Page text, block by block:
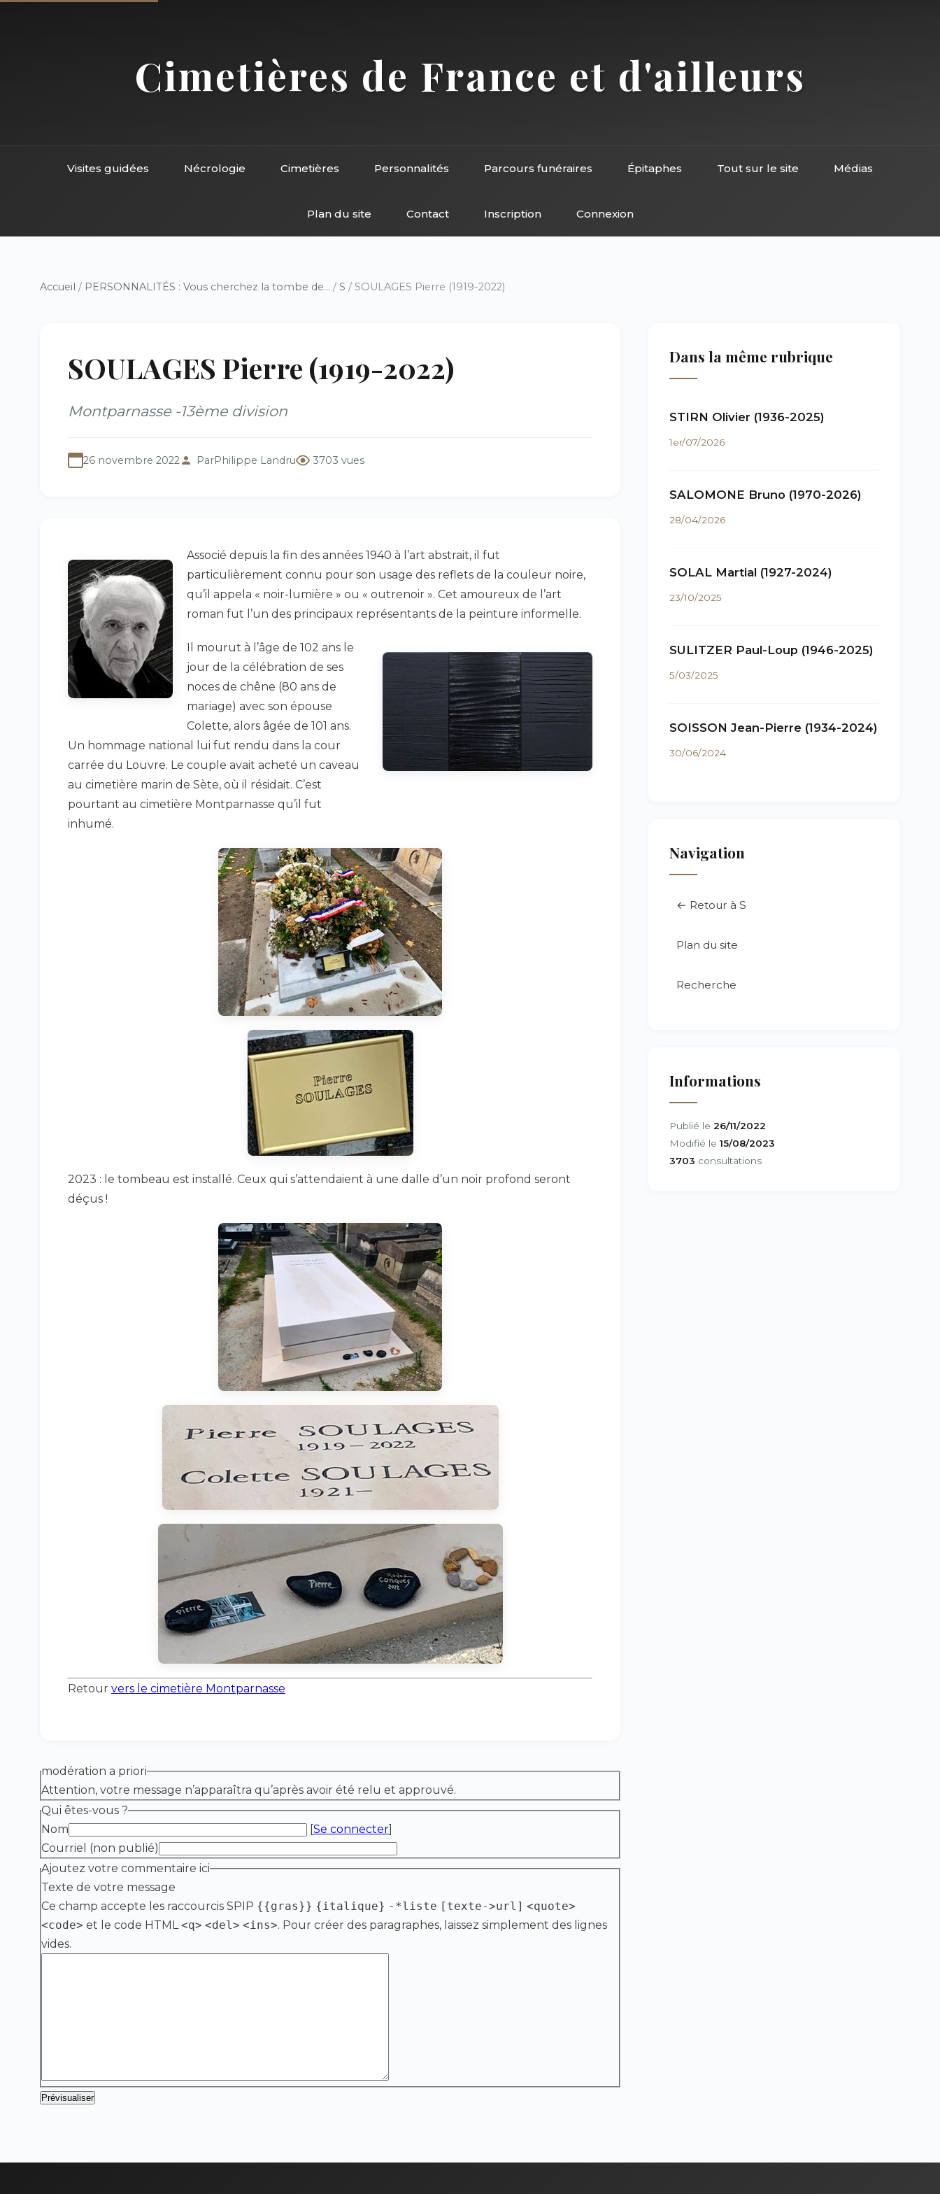
Cimetières de France et d'ailleurs
Visites guidées Nécrologie Cimetières Personnalités Parcours funéraires Épitaphes Tout sur le site Médias
Plan du site Contact Inscription Connexion
Accueil / PERSONNALITÉS : Vous cherchez la tombe de... / S / SOULAGES Pierre (1919-2022)
SOULAGES Pierre (1919-2022)
Montparnasse -13ème division
26 novembre 2022 ParPhilippe Landru 3703 vues
Associé depuis la fin des années 1940 à l’art abstrait, il fut
particulièrement connu pour son usage des reflets de la couleur noire,
qu’il appela « noir-lumière » ou « outrenoir ». Cet amoureux de l’art
roman fut l’un des principaux représentants de la peinture informelle.
Il mourut à l’âge de 102 ans le
jour de la célébration de ses
noces de chêne (80 ans de
mariage) avec son épouse
Colette, alors âgée de 101 ans.
Un hommage national lui fut rendu dans la cour
carrée du Louvre. Le couple avait acheté un caveau
au cimetière marin de Sète, où il résidait. C’est
pourtant au cimetière Montparnasse qu’il fut
inhumé.
2023 : le tombeau est installé. Ceux qui s’attendaient à une dalle d’un noir profond seront
déçus !
Retour vers le cimetière Montparnasse
modération a priori
Attention, votre message n’apparaîtra qu’après avoir été relu et approuvé.
Qui êtes-vous ?
Nom
[Se connecter]
Courriel (non publié)
Ajoutez votre commentaire ici
Texte de votre message
Ce champ accepte les raccourcis SPIP {{gras}} {italique} -*liste [texte->url] <quote>
<code> et le code HTML<q> <del> <ins>. Pour créer des paragraphes, laissez simplement des lignes
vides.
Dans la même rubrique
STIRN Olivier (1936-2025)
1er/07/2026
SALOMONE Bruno (1970-2026)
28/04/2026
SOLAL Martial (1927-2024)
23/10/2025
SULITZER Paul-Loup (1946-2025)
5/03/2025
SOISSON Jean-Pierre (1934-2024)
30/06/2024
Navigation
← Retour à S
Plan du site
Recherche
Informations
Publié le 26/11/2022
Modifié le 15/08/2023
3703 consultations